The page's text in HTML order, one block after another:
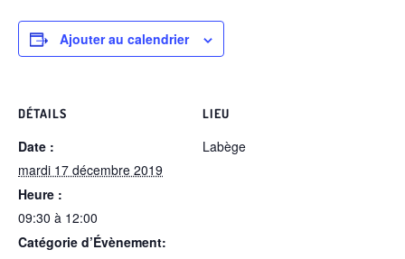
Ajouter au calendrier
DÉTAILS
Date :
mardi 17 décembre 2019
Heure :
09:30 à 12:00
Catégorie d’Évènement:
LIEU
Labège